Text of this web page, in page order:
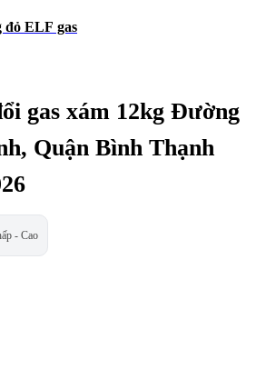
6,5kg đỏ ELF gas
gas xám 12kg Đường
Quận Bình Thạnh
- Cao